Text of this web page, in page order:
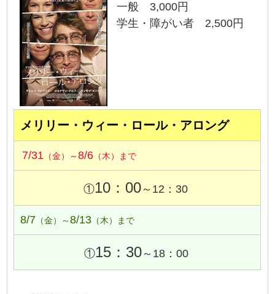
一般 3,000円
学生・障がい者 2,500円
メリリー・ウィー・ロール・アロング
7/31 （金）～8/6 （木）まで
①10：00～12：30
8/7 （金）～8/13 （木）まで
①15：30～18：00